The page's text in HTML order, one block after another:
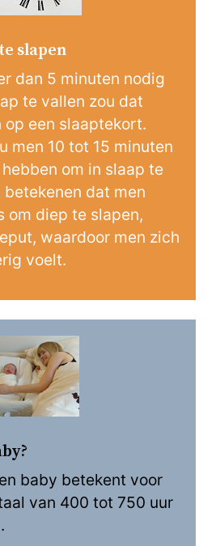
slapen
dan 5 minuten nodig
te vallen zou dat
op een slaaptekort.
men 10 tot 15 minuten
om in slaap te
dat men
om diep te slapen,
waardoor men zich
voelt.
baby betekent voor
van 400 tot 750 uur